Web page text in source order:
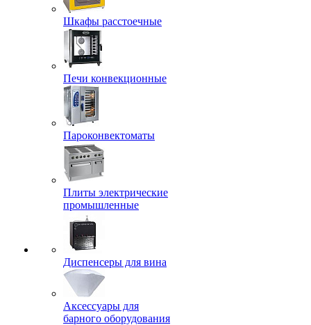
Шкафы расстоечные
Печи конвекционные
Пароконвектоматы
Плиты электрические
промышленные
Диспенсеры для вина
Аксессуары для
барного оборудования